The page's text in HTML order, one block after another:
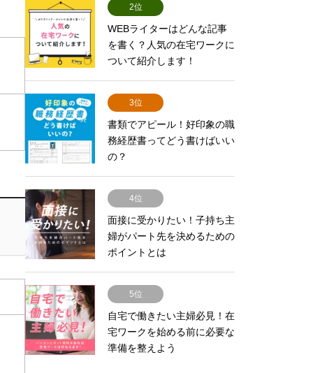
2位
WEBライターはどんな記事
を書く？人気の在宅ワークに
ついて紹介します！
3位
書類でアピール！好印象の職
務経歴書ってどう書けばいい
の？
4位
面接に受かりたい！子持ち主
婦がパート先を決めるための
ポイントとは
5位
自宅で働きたい主婦必見！在
宅ワークを始める前に必要な
準備を整えよう